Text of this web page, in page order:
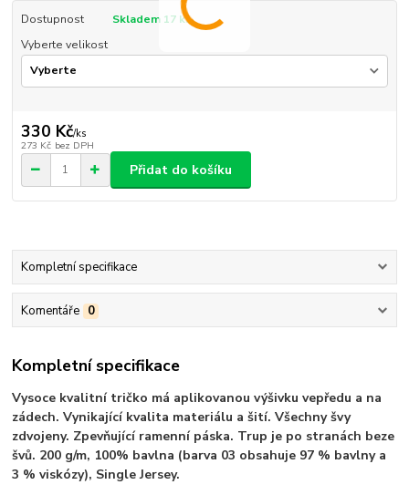
Dostupnost
Skladem 17 ks
Vyberte velikost
330 Kč/ks
273 Kč bez DPH
Přidat do košíku
Kompletní specifikace
Komentáře 0
Kompletní specifikace
Vysoce kvalitní tričko má aplikovanou výšivku vepředu a na
zádech. Vynikající kvalita materiálu a šití. Všechny švy
zdvojeny. Zpevňující ramenní páska. Trup je po stranách beze
švů. 200 g/m, 100% bavlna (barva 03 obsahuje 97 % bavlny a
3 % viskózy), Single Jersey.